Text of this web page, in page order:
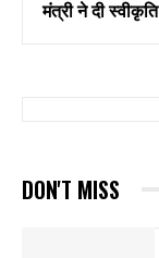
मंत्री ने दी स्वीकृति
DON'T MISS